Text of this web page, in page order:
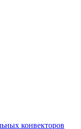
конвекторов